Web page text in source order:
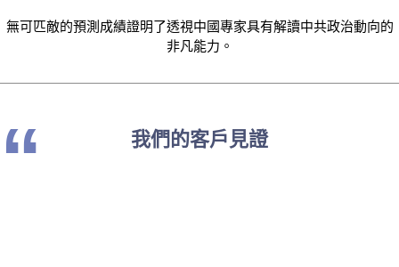
無可匹敵的預測成績證明了透視中國專家具有解讀中共政治動向的
非凡能力。
我們的客戶見證
“